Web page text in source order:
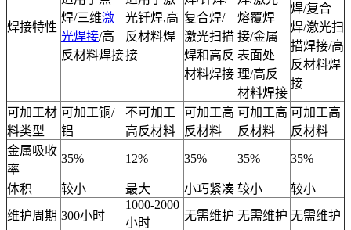
焊接特性
焊/三维激
光焊接/高
反材料焊接
光钎焊,高
反材料焊
接
复合焊/
激光扫描
焊和高反
材料焊接
熔覆焊
接/金属
表面处
理/高反
材料焊接
焊/复合
焊/激光扫
描焊接/高
反材料焊
接
可加工材
料类型
可加工铜/
铝
不可加工
高反材料
可加工高
反材料
可加工高
反材料
可加工高
反材料
金属吸收
率
35% 12% 35% 35% 35%
体积 较小 最大 小巧紧凑 较小
较小
维护周期 300小时
1000-2000
小时
无需维护 无需维护 无需维护